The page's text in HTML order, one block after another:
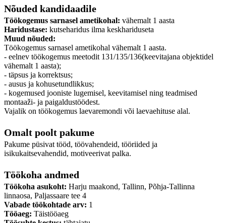
Nõuded kandidaadile
Töökogemus sarnasel ametikohal: vähemalt 1 aasta
Haridustase: kutseharidus ilma keskhariduseta
Muud nõuded:
Töökogemus sarnasel ametikohal vähemalt 1 aasta.
- eelnev töökogemus meetodit 131/135/136(keevitajana objektidel
vähemalt 1 aasta);
- täpsus ja korrektsus;
- ausus ja kohusetundlikkus;
- kogemused jooniste lugemisel, keevitamisel ning teadmised
montaaži- ja paigaldustöödest.
Vajalik on töökogemus laevaremondi või laevaehituse alal.
Omalt poolt pakume
Pakume püsivat tööd, töövahendeid, tööriided ja
isikukaitsevahendid, motiveerivat palka.
Töökoha andmed
Töökoha asukoht: Harju maakond, Tallinn, Põhja-Tallinna
linnaosa, Paljassaare tee 4
Vabade töökohtade arv: 1
Tööaeg: Täistööaeg